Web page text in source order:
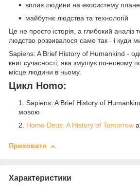
вплив людини на екосистему
майбутнє людства та технологій
Це не просто історія, а глибокий аналіз
людство розвивалося саме так - і куди
Sapiens: A Brief History of Humankind -
книг сучасності, яка змушує по-новому
місце людини в ньому.
Цикл Homo:
Sapiens: A Brief History of
мовою
Homo Deus: A History of Tomorrow
Приховати
Характеристики